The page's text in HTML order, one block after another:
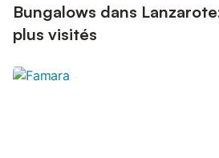
Bungalows dans
plus visités